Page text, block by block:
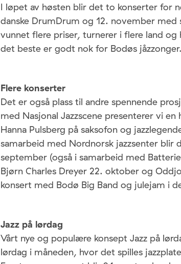
I løpet av høsten blir det to konserter for
danske DrumDrum og 12. november med
vunnet flere priser, turnerer i flere land
det beste er godt nok for Bodøs jåzzonger.
Flere konserter
Det er også plass til andre spennende
med Nasjonal Jazzscene presenterer vi
Hanna Pulsberg på saksofon og
samarbeid med Nordnorsk jazzsenter
september (også i samarbeid med
Bjørn Charles Dreyer 22. oktober og
konsert med Bodø Big Band og julejam i
Jazz på lørdag
Vårt nye og populære konsept Jazz på
lørdag i måneden, hvor det spilles